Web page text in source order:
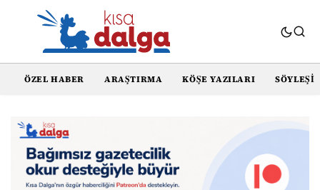
ÖZEL HABER ARAŞTIRMA KÖŞE YAZILARI SÖYLEŞI